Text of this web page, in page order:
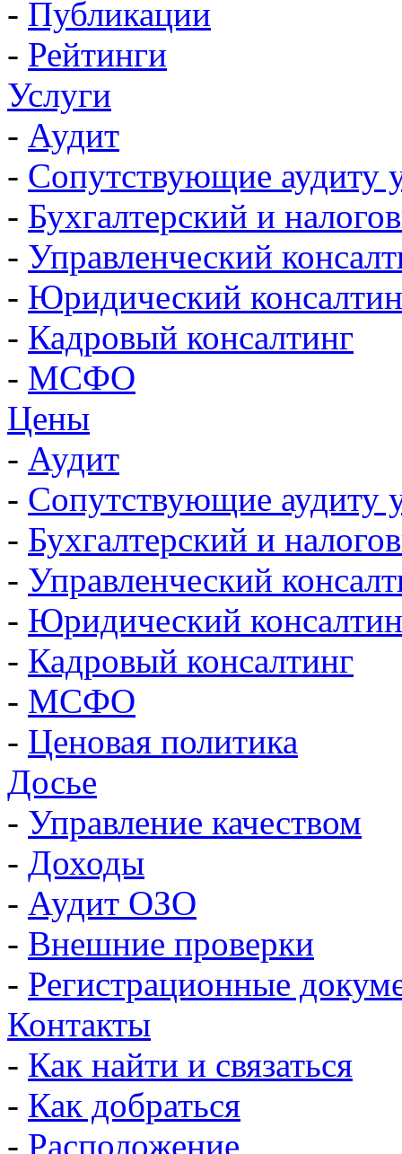
- Публикации
- Рейтинги
Услуги
- Аудит
- Сопутствующие аудиту
- Бухгалтерский и
- Управленческий
- Юридический
- Кадровый консалтинг
- МСФО
Цены
- Аудит
- Сопутствующие аудиту
- Бухгалтерский и
- Управленческий
- Юридический
- Кадровый консалтинг
- МСФО
- Ценовая политика
Досье
- Управление качеством
- Доходы
- Аудит ОЗО
- Внешние проверки
- Регистрационные
Контакты
- Как найти и связаться
- Как добраться
- Расположение